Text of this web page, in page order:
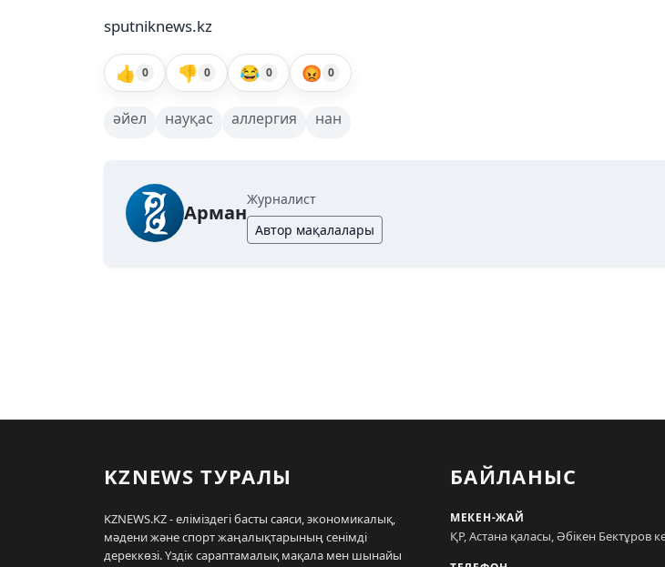
sputniknews.kz
👍 0 👎 0 😂 0 😡 0
әйел науқас аллергия нан
Арман
Журналист
Автор мақалалары
KZNEWS ТУРАЛЫ
KZNEWS.KZ - еліміздегі басты саяси, экономикалық,
мәдени және спорт жаңалықтарының сенімді
дереккөзі. Үздік сараптамалық мақала мен шынайы
БАЙЛАНЫС
МЕКЕН-ЖАЙ
ҚР, Астана қаласы, Әбікен Бектұров